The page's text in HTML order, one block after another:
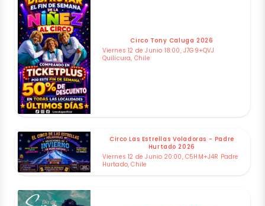
Circo Tony Caluga 2026
Viernes 12 de Junio 18:00, J7G9+QVJ
Quilicura, Chile
Circo Las Estrellas Voladoras - Padre
Hurtado 2026
Viernes 12 de Junio 20:00, C5HM+J4R Padre
Hurtado, Chile